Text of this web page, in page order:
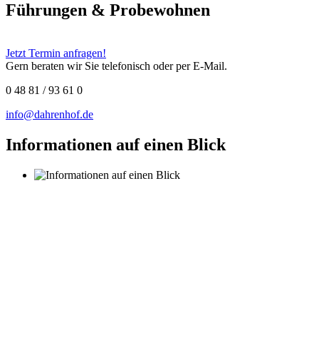
Führungen & Probewohnen
Jetzt Termin anfragen!
Gern beraten wir Sie telefonisch oder per E-Mail.
0 48 81 / 93 61 0
info@dahrenhof.de
Informationen auf einen Blick